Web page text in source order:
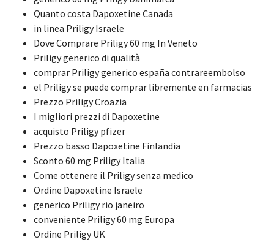
Quanto costa Dapoxetine Canada
in linea Priligy Israele
Dove Comprare Priligy 60 mg In Veneto
Priligy generico di qualità
comprar Priligy generico españa contrareembolso
el Priligy se puede comprar libremente en farmacias
Prezzo Priligy Croazia
I migliori prezzi di Dapoxetine
acquisto Priligy pfizer
Prezzo basso Dapoxetine Finlandia
Sconto 60 mg Priligy Italia
Come ottenere il Priligy senza medico
Ordine Dapoxetine Israele
generico Priligy rio janeiro
conveniente Priligy 60 mg Europa
Ordine Priligy UK